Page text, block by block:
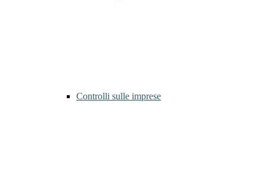
Controlli sulle imprese